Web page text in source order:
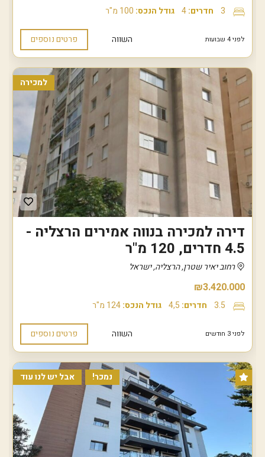
3 חדרים:4 גודל הנכס: 100 מ"ר
לפני 4 שבועות השווה פרטים נוספים
למכירה
דירה למכירה בנווה אמירים הרצליה -
4.5 חדרים, 120 מ"ר
רחוב יאיר שטרן, הרצליה, ישראל
₪3.420.000
3.5 חדרים: 4,5 גודל הנכס:124 מ"ר
לפני 3 חודשים השווה פרטים נוספים
אבל יש לנו עוד נמכר!